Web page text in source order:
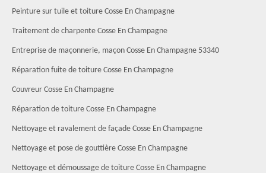
Peinture sur tuile et toiture Cosse En Champagne
Traitement de charpente Cosse En Champagne
Entreprise de maçonnerie, maçon Cosse En Champagne 53340
Réparation fuite de toiture Cosse En Champagne
Couvreur Cosse En Champagne
Réparation de toiture Cosse En Champagne
Nettoyage et ravalement de façade Cosse En Champagne
Nettoyage et pose de gouttière Cosse En Champagne
Nettoyage et démoussage de toiture Cosse En Champagne